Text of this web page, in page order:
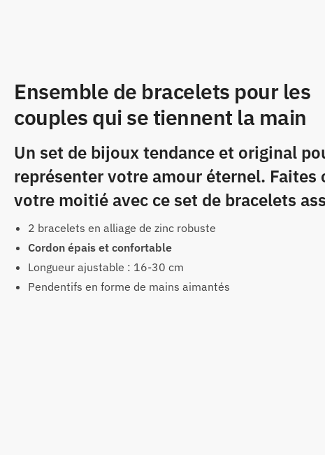
Ensemble de bracelets pour les
couples qui se tiennent la main
Un set de bijoux tendance et original
représenter votre amour éternel. Faites
votre moitié avec ce set de bracelets
2 bracelets en alliage de zinc robuste
Cordon épais et confortable
Longueur ajustable : 16-30 cm
Pendentifs en forme de mains aimantés